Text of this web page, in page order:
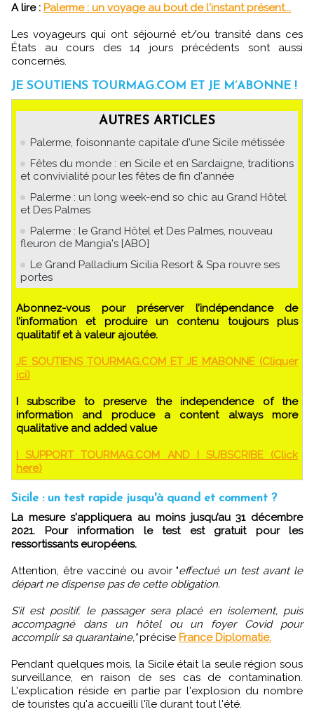
A lire : Palerme : un voyage au bout de l'instant présent...
Les voyageurs qui ont séjourné et/ou transité dans ces
États au cours des 14 jours précédents sont aussi
concernés.
JE SOUTIENS TOURMAG.COM ET JE M’ABONNE !
AUTRES ARTICLES
Palerme, foisonnante capitale d'une Sicile métissée
Fêtes du monde : en Sicile et en Sardaigne, traditions
et convivialité pour les fêtes de fin d'année
Palerme : un long week-end so chic au Grand Hôtel
et Des Palmes
Palerme : le Grand Hôtel et Des Palmes, nouveau
fleuron de Mangia's [ABO]
Le Grand Palladium Sicilia Resort & Spa rouvre ses
portes
Abonnez-vous pour préserver l’indépendance de
l’information et produire un contenu toujours plus
qualitatif et à valeur ajoutée.
JE SOUTIENS TOURMAG.COM ET JE M’ABONNE (Cliquer
ici)
I subscribe to preserve the independence of the
information and produce a content always more
qualitative and added value
I SUPPORT TOURMAG.COM AND I SUBSCRIBE (Click
here)
Sicile : un test rapide jusqu'à quand et comment ?
La mesure s'appliquera au moins jusqu’au 31 décembre
2021. Pour information le test est gratuit pour les
ressortissants européens.
Attention, être vacciné ou avoir "effectué un test avant le
départ ne dispense pas de cette obligation.
S’il est positif, le passager sera placé en isolement, puis
accompagné dans un hôtel ou un foyer Covid pour
accomplir sa quarantaine,"précise France Diplomatie.
Pendant quelques mois, la Sicile était la seule région sous
surveillance, en raison de ses cas de contamination.
L'explication réside en partie par l'explosion du nombre
de touristes qu'a accueilli l'île durant tout l'été.